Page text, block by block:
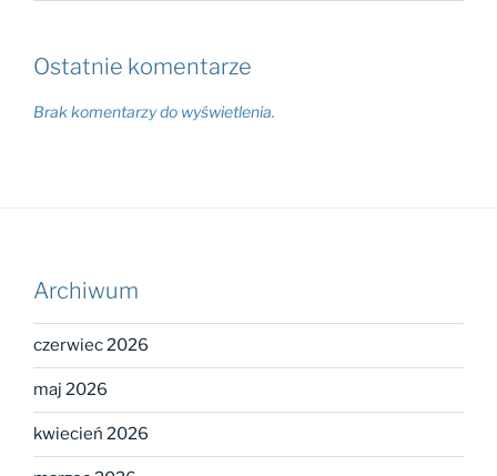
Ostatnie komentarze
Brak komentarzy do wyświetlenia.
Archiwum
czerwiec 2026
maj 2026
kwiecień 2026